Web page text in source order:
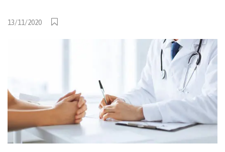
13/11/2020